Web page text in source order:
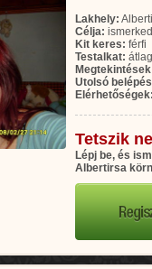
Lakhely:
Célja:
Kit keres: férfi
Testalkat:
Utolsó
Elérhetőségek:
Tetszik
Lépj be, és
Albertirsa